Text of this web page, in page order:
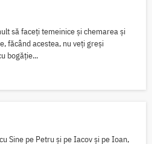
să faceți temeinice și chemarea și
făcând acestea, nu veți greși
bogăție...
Sine pe Petru și pe Iacov și pe Ioan,